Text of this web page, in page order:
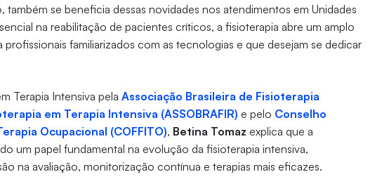
se beneficia dessas novidades nos atendimentos em Unidades
na reabilitação de pacientes críticos, a fisioterapia abre um amplo
profissionais familiarizados com as tecnologias e que desejam se dedicar
Terapia Intensiva pelaAssociação Brasileira de Fisioterapia
em Terapia Intensiva (ASSOBRAFIR) e pelo Conselho
Ocupacional (COFFITO), Betina Tomaz explica que a
um papel fundamental na evolução da fisioterapia intensiva,
na avaliação, monitorização contínua e terapias mais eficazes.